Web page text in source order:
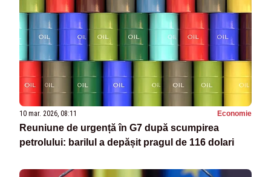
10 mar. 2026, 08:11 Economie
Reuniune de urgență în G7 după scumpirea
petrolului: barilul a depășit pragul de 116 dolari